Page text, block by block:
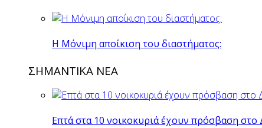
H Mόνιμη αποίκιση του διαστήματος:
ΣΗΜΑΝΤΙΚΑ ΝΕΑ
Επτά στα 10 νοικοκυριά έχουν πρόσβαση στο